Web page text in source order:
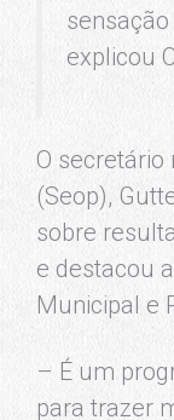
explicou
O secretário
(Seop),
sobre
e destacou
Municipal e
– É um
para trazer